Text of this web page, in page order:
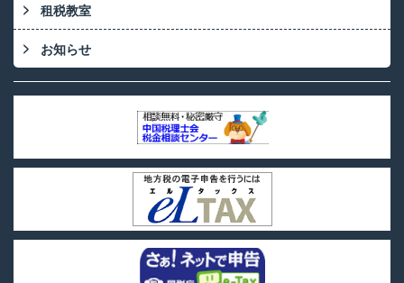
租税教室
お知らせ